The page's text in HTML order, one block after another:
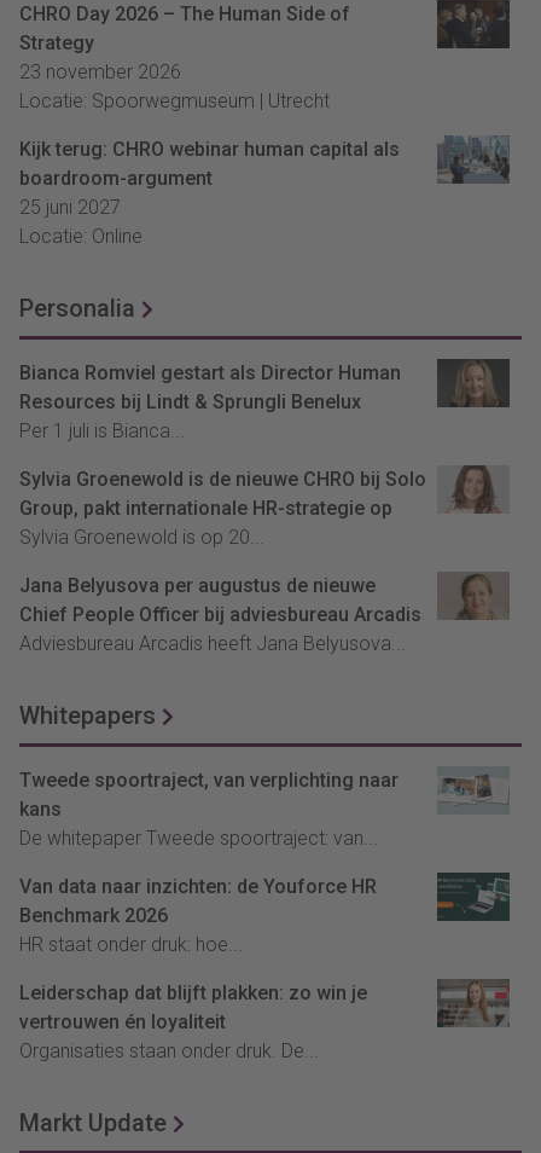
CHRO Day 2026 – The Human Side of
Strategy
23 november 2026
Locatie: Spoorwegmuseum | Utrecht
Kijk terug: CHRO webinar human capital als
boardroom-argument
25 juni 2027
Locatie: Online
Personalia
Bianca Romviel gestart als Director Human
Resources bij Lindt & Sprungli Benelux
Per 1 juli is Bianca...
Sylvia Groenewold is de nieuwe CHRO bij Solo
Group, pakt internationale HR-strategie op
Sylvia Groenewold is op 20...
Jana Belyusova per augustus de nieuwe
Chief People Officer bij adviesbureau Arcadis
Adviesbureau Arcadis heeft Jana Belyusova...
Whitepapers
Tweede spoortraject, van verplichting naar
kans
De whitepaper Tweede spoortraject: van...
Van data naar inzichten: de Youforce HR
Benchmark 2026
HR staat onder druk: hoe...
Leiderschap dat blijft plakken: zo win je
vertrouwen én loyaliteit
Organisaties staan onder druk. De...
Markt Update